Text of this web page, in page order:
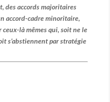
des accords majoritaires
accord-cadre minoritaire,
ceux-là mêmes qui, soit ne le
s’abstiennent par stratégie